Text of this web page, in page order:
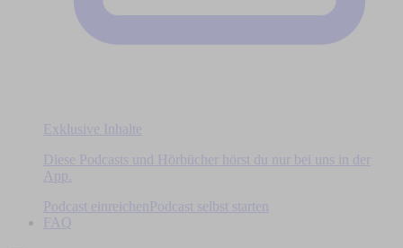
Exklusive Inhalte
Diese Podcasts und Hörbücher hörst du nur bei uns in der
App.
Podcast einreichen
Podcast selbst starten
FAQ